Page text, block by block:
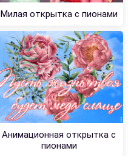
Милая открытка с пионами
Анимационная открытка с
пионами